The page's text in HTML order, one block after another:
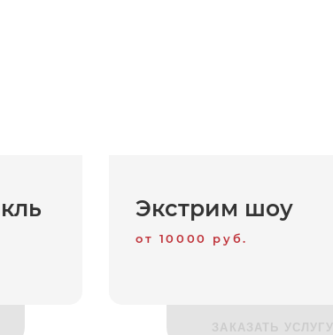
Экстрим шоу
от 10000 руб.
ЗАКАЗАТЬ УСЛУГУ